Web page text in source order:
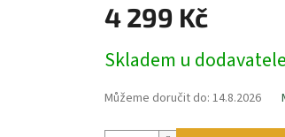
4 299 Kč
cena:
Skladem u dodavatele
Můžeme doručit do: 14.8.2026